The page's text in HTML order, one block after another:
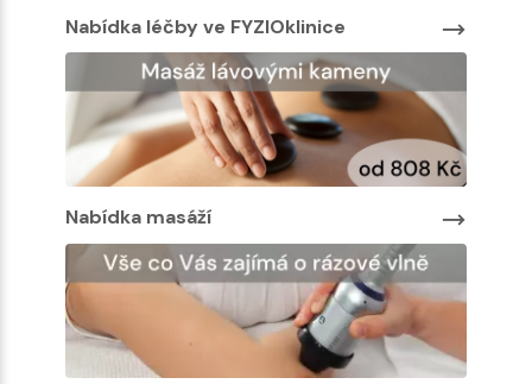
Nabídka léčby ve FYZIOklinice
Nabídka masáží